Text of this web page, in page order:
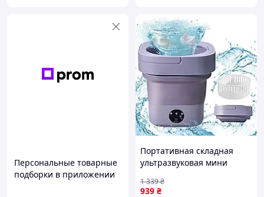
Персональные товарные
подборки в приложении
Портативная складная
ультразвуковая мини
12L для деликатного белья
939 ₴
1 339₴